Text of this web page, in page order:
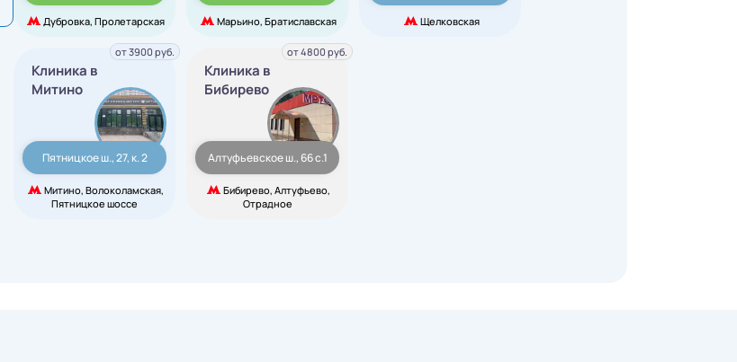
Дубровка, Пролетарская Марьино, Братиславская Щелковская
Клиника в
Митино
Пятницкое ш., 27, к. 2
Митино, Волоколамская,
Пятницкое шоссе
от 3900 руб.
Клиника в
Бибирево
Алтуфьевское ш., 66 с.1
Бибирево, Алтуфьево,
Отрадное
от 4800 руб.